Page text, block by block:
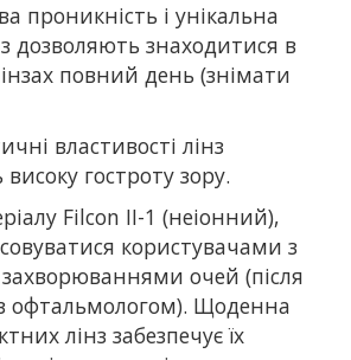
проникність і унікальна
дозволяють знаходитися в
повний день (знімати
властивості лінз
гостроту зору.
Filcon II-1 (неіонний),
користувачами з
очей (після
з офтальмологом). Щоденна
лінз забезпечує їх